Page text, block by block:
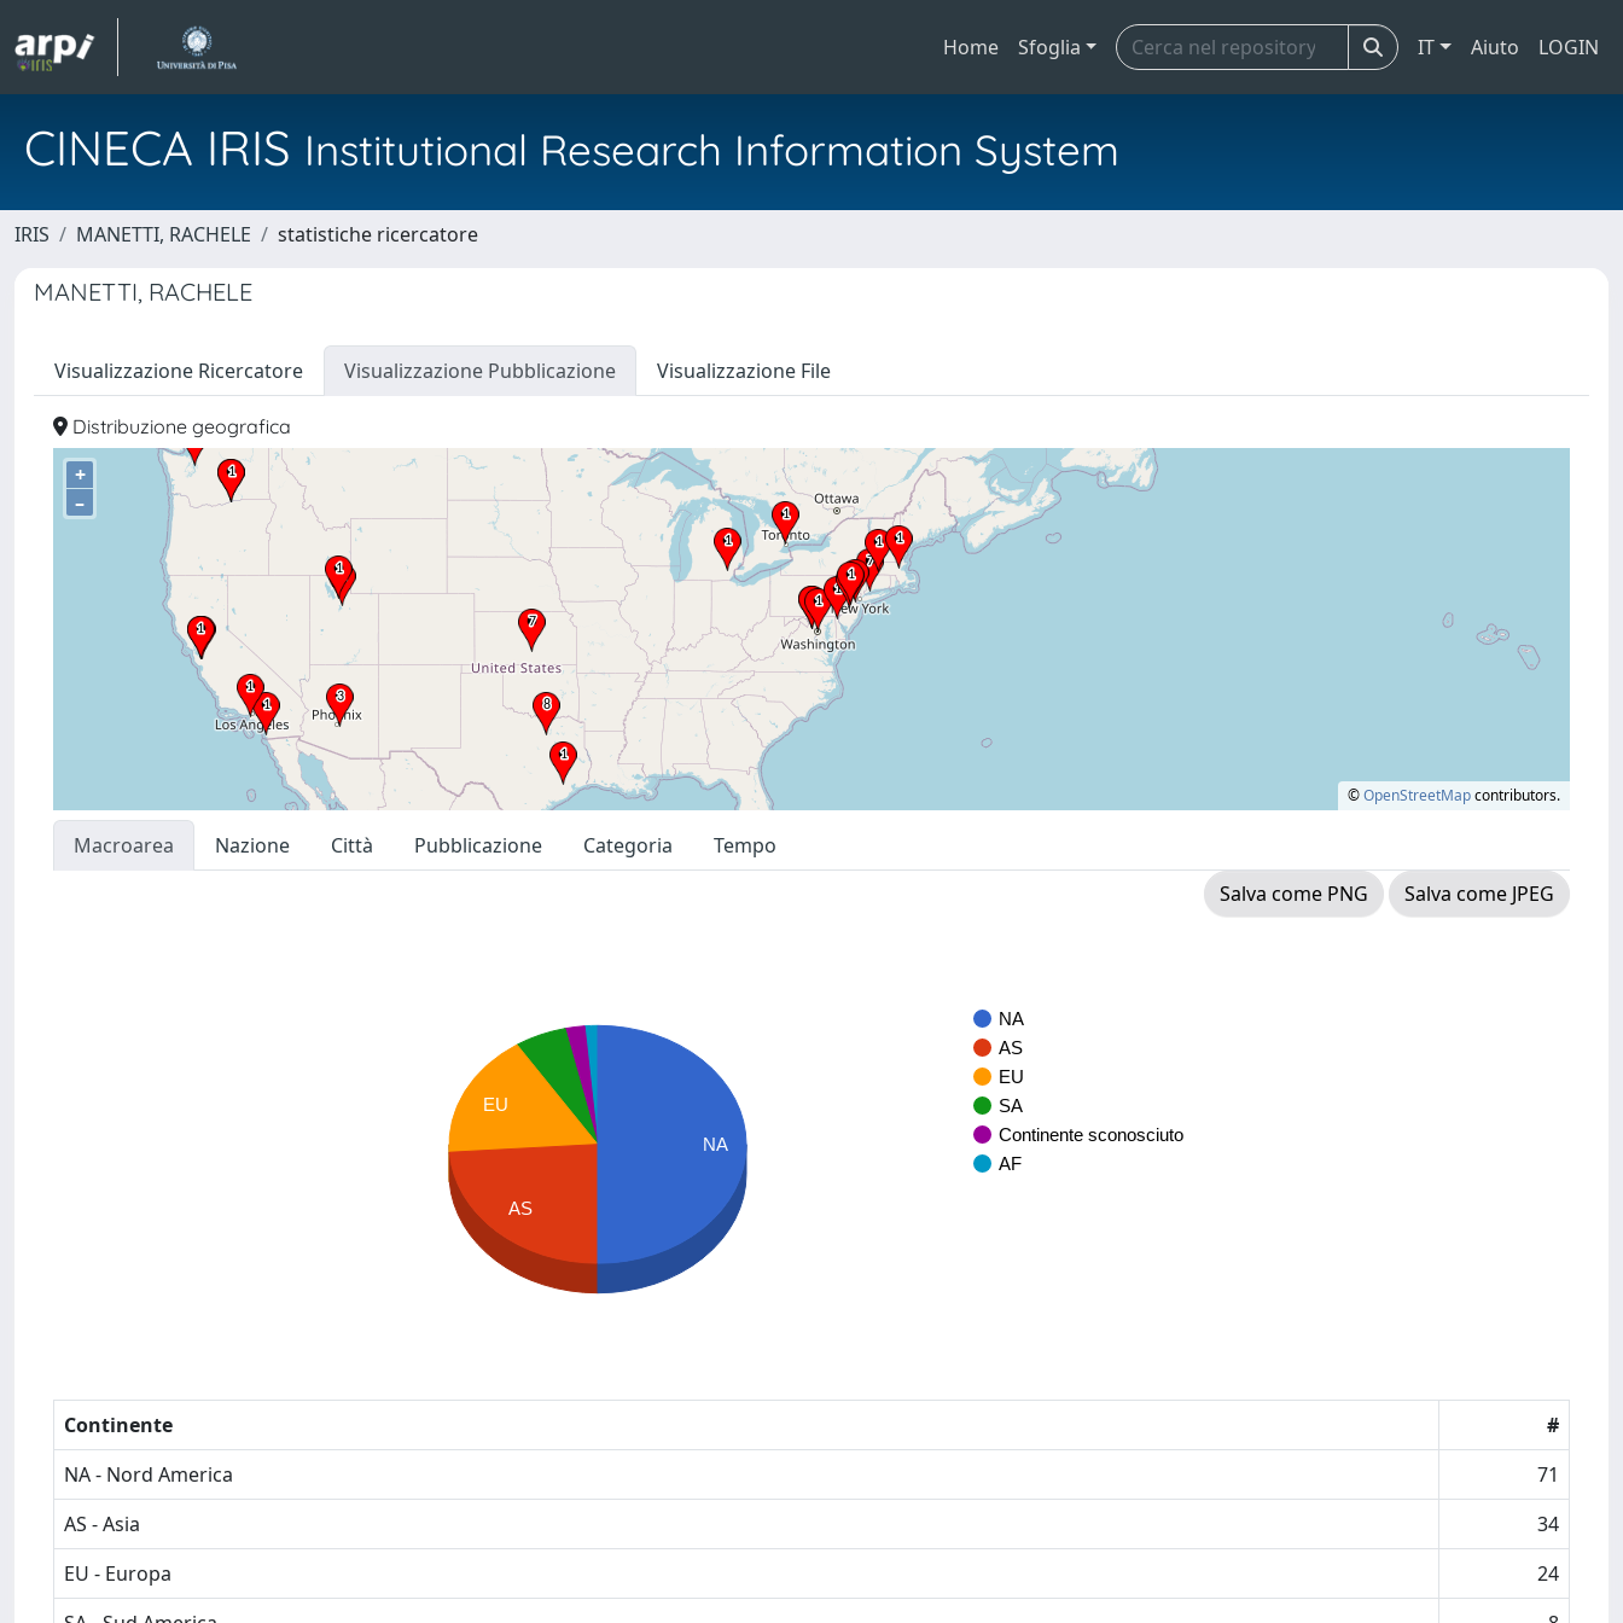
Home Sfoglia IT Aiuto LOGIN
CINECA IRIS Institutional Research Information System
IRIS MANETTI, RACHELE statistiche ricercatore
MANETTI, RACHELE
Visualizzazione Ricercatore Visualizzazione Pubblicazione Visualizzazione File
Distribuzione geografica
+
–
©OpenStreetMapcontributors.
Macroarea Nazione Città Pubblicazione Categoria
Tempo
Salva come PNG
Salva come JPEG
NA
AS
EU
SA
Continente sconosciuto
AF
EU
AS
NA
Continente
#
NA - Nord America
71
AS - Asia
34
EU - Europa
24